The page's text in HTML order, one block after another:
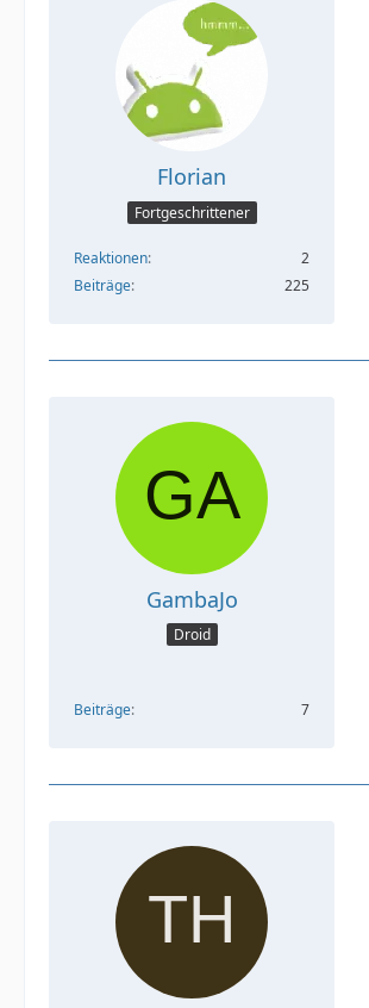
Florian
Fortgeschrittener
Reaktionen
2
Beiträge
225
GambaJo
Droid
Beiträge 7